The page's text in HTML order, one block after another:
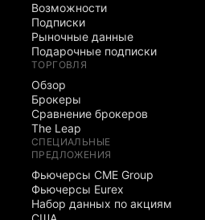
Возможности
Подписки
Рыночные данные
Подарочные подписки
ТОРГОВЛЯ
Обзор
Брокеры
Сравнение брокеров
The Leap
СПЕЦИАЛЬНЫЕ
ПРЕДЛОЖЕНИЯ
Фьючерсы CME Group
Фьючерсы Eurex
Набор данных по акциям